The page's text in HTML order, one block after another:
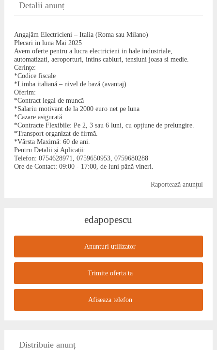
Detalii anunț
Angajăm Electricieni – Italia (Roma sau Milano)
Plecari in luna Mai 2025
Avem oferte pentru a lucra electricieni in hale industriale,
automatizati, aeroporturi, intins cabluri, tensiuni joasa si medie.
Cerințe:
*Codice fiscale
*Limba italiană – nivel de bază (avantaj)
Oferim:
*Contract legal de muncă
*Salariu motivant de la 2000 euro net pe luna
*Cazare asigurată
*Contracte Flexibile: Pe 2, 3 sau 6 luni, cu opțiune de prelungire.
*Transport organizat de firmă.
*Vârsta Maximă: 60 de ani.
Pentru Detalii și Aplicații:
Telefon: 0754628971, 0759650953, 0759680288
Ore de Contact: 09:00 - 17:00, de luni până vineri.
Raportează anunțul
edapopescu
Anunturi utilizator
Trimite oferta ta
Afiseaza telefon
Distribuie anunț